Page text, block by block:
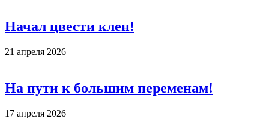
Начал цвести клен!
21 апреля 2026
На пути к большим переменам!
17 апреля 2026